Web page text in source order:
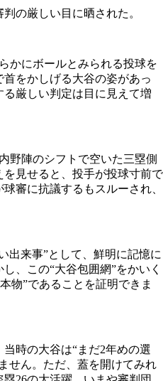
の厳しい目に晒された。
かにボールとみられる投球を
をかしげる大谷の姿があっ
厳しい判定は目に見えて増
野陣のシフトで空いた三塁側
見せると、投手が投球寸前で
審に抗議するもスルーされ、
出来事”として、鮮明に記憶に
、この“大谷包囲網”をかいく
物”であることを証明できま
時の大谷は“まだ2年めの選
せん。ただ、蓋を開けてみれ